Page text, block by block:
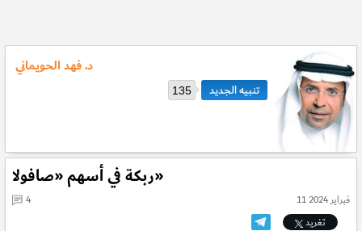
د. فهد الحويماني
135
ربكة في أسهم «صافولا»
11 فبراير 2024
4
تغريد